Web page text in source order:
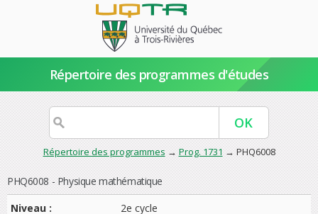
Répertoire des programmes d'études
Répertoire des programmes → Prog. 1731 → PHQ6008
PHQ6008 - Physique mathématique
Niveau :
2e cycle